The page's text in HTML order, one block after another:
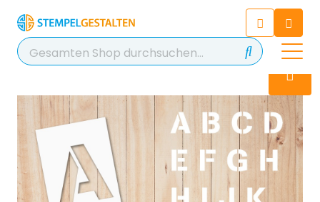
Chatten Sie 24/7 mit unserem
hilfreichen Chatbot
Kontakt
+49 2038 0480 403